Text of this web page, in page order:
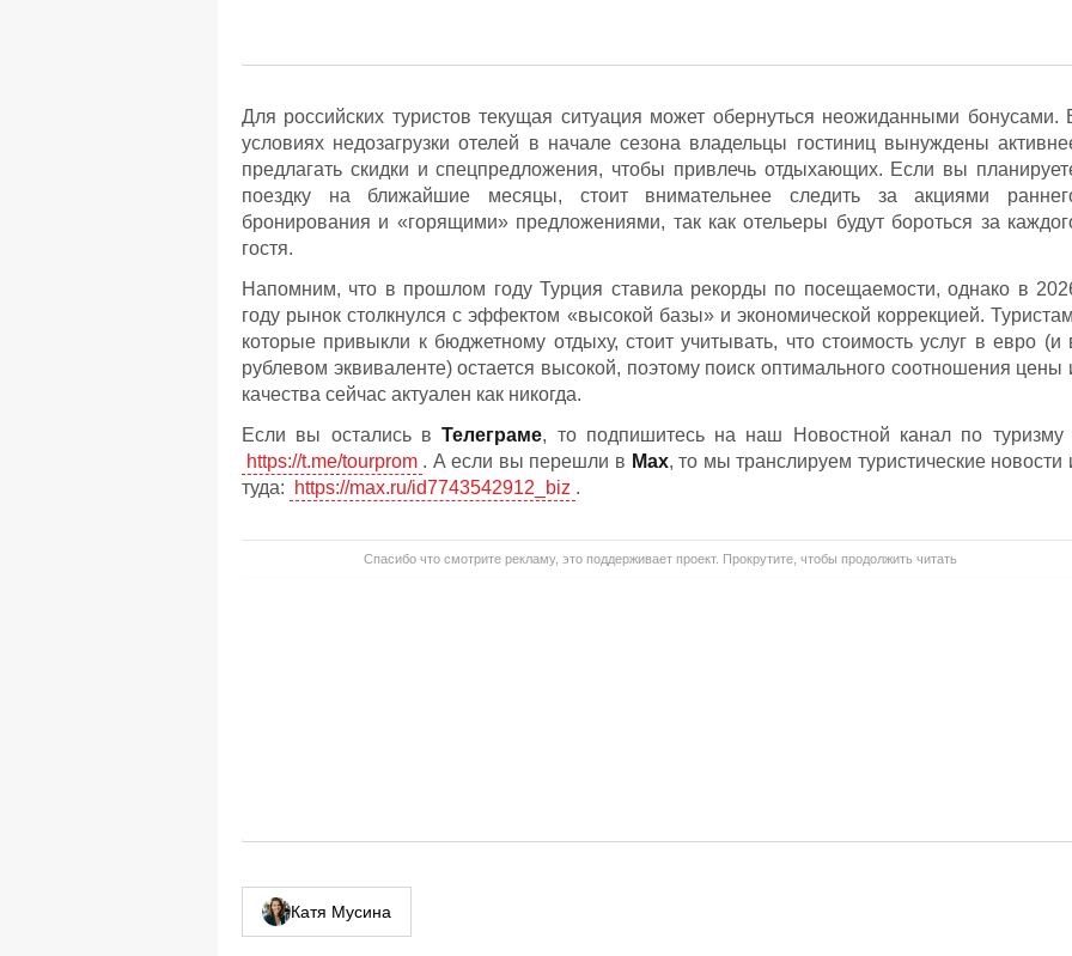
Для российских туристов текущая ситуация может обернуться неожиданными бонусами.
условиях недозагрузки отелей в начале сезона владельцы гостиниц вынуждены
предлагать скидки и спецпредложения, чтобы привлечь отдыхающих. Если вы
поездку на ближайшие месяцы, стоит внимательнее следить за акциями
бронирования и «горящими» предложениями, так как отельеры будут бороться за
гостя.
Напомним, что в прошлом году Турция ставила рекорды по посещаемости, однако в
году рынок столкнулся с эффектом «высокой базы» и экономической коррекцией.
которые привыкли к бюджетному отдыху, стоит учитывать, что стоимость услуг в евро (и
рублевом эквиваленте) остается высокой, поэтому поиск оптимального соотношения цены
качества сейчас актуален как никогда.
Если вы остались вТелеграме, то подпишитесь на наш Новостной канал по туризму
https://t.me/tourprom . А если вы перешли в Мах, то мы транслируем туристические новости
туда:
https://max.ru/id7743542912_biz .
Спасибо что смотрите рекламу, это поддерживает проект. Прокрутите, чтобы продолжить читать
Катя Мусина